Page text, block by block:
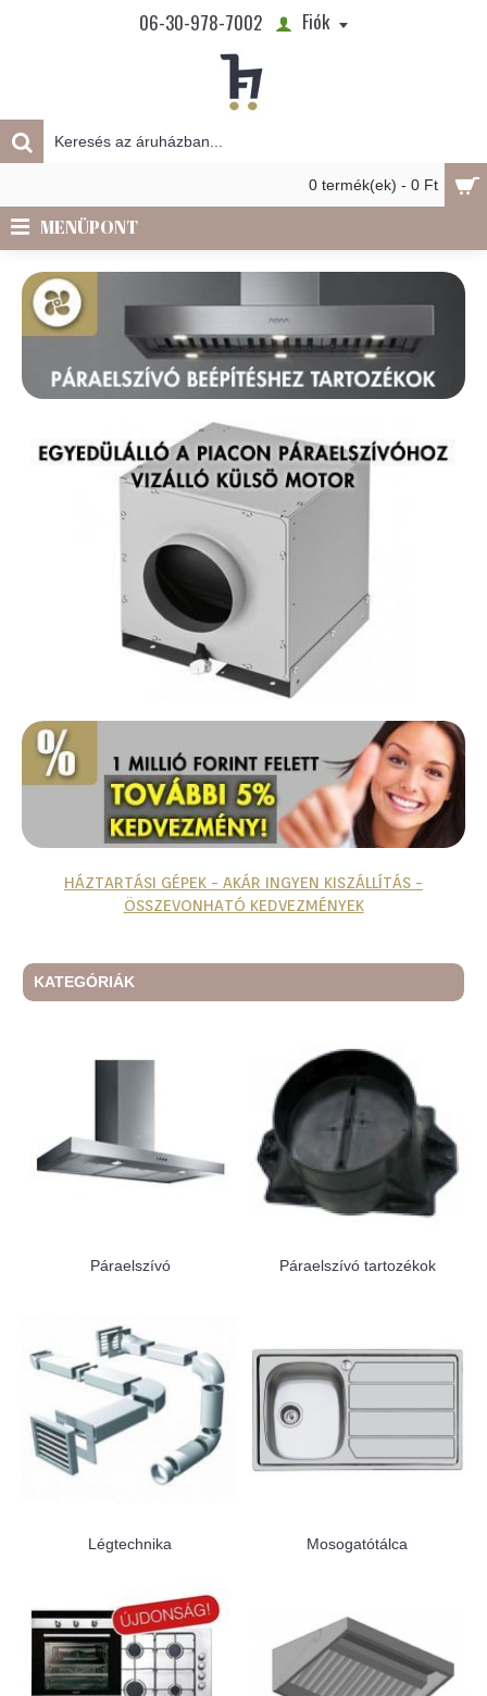
06-30-978-7002 Fiók
0 termék(ek) - 0 Ft
MENÜPONT
HÁZTARTÁSI GÉPEK - AKÁR INGYEN KISZÁLLÍTÁS -
ÖSSZEVONHATÓ KEDVEZMÉNYEK
KATEGÓRIÁK
Páraelszívó Páraelszívó tartozékok
Légtechnika Mosogatótálca